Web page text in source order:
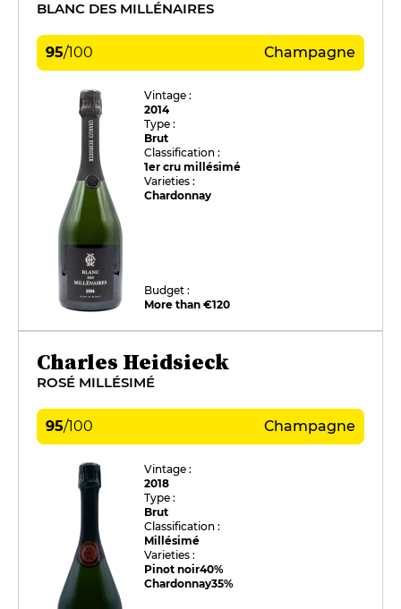
BLANC DES MILLÉNAIRES
95/100 Champagne
Vintage :
2014
Type :
Brut
Classification :
1er cru millésimé
Varieties :
Chardonnay
Budget :
More than €120
Charles Heidsieck
ROSÉ MILLÉSIMÉ
95/100 Champagne
Vintage :
2018
Type :
Brut
Classification :
Millésimé
Varieties :
Pinot noir40%
Chardonnay35%